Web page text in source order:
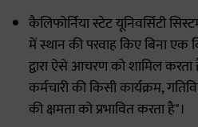
कैलिफोर्निया स्टेट यूनिवर्सिटी
में स्थान की परवाह किए बिना एक
द्वारा ऐसे आचरण को शामिल करता
कर्मचारी की किसी कार्यक्रम,
की क्षमता को प्रभावित करता है"।